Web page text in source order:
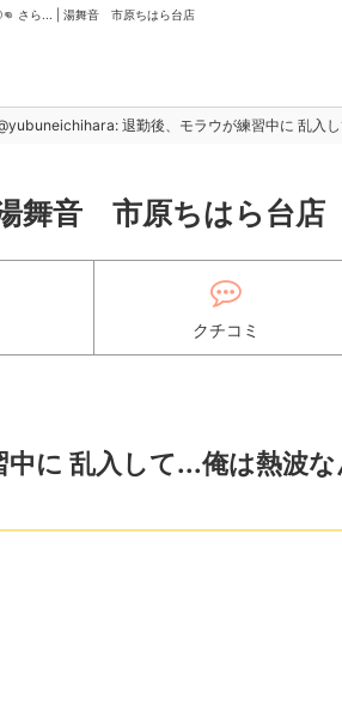
さら... | 湯舞音 市原ちはら台店
退勤後、モラウが練習中に 乱入
舞音 市原ちはら台店
クチコミ
に 乱入して...俺は熱波